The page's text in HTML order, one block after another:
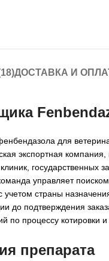
ДОСТАВКА И
для
экспортная
государственных
управляет
страны
до подтверждения
по процессу котировки
препарата